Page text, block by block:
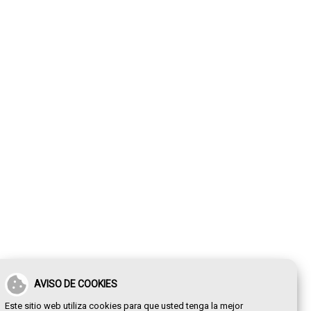
AVISO DE COOKIES
Este sitio web utiliza cookies para que usted tenga la mejor